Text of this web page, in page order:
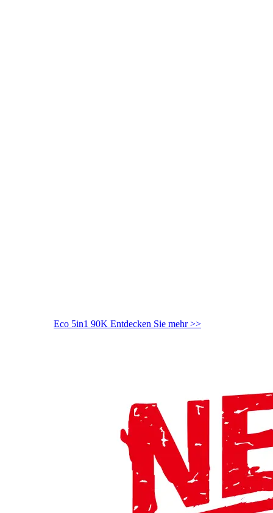
Eco 5in1 90K Entdecken Sie mehr >>